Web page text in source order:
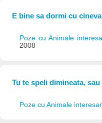
E bine sa dormi cu cineva
Poze cu Animale
2008
Tu te speli dimineata,
Poze cu Animale